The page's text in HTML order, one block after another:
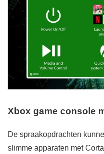
Xbox game console
De spraakopdrachten
slimme apparaten met